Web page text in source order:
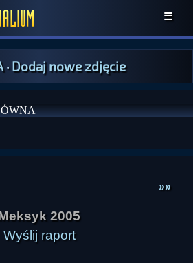
☰
· Dodaj nowe zdjęcie
»»
2005
Wyślij raport